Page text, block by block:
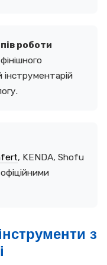
роботи
інструментарій
, KENDA, Shofu
з